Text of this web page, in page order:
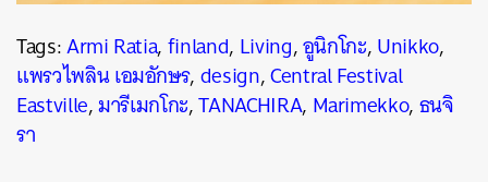
Tags:Armi Ratia,finland, Living,อูนิกโกะ,Unikko,
แพรวไพลิน เอมอักษร,design,Central Festival
Eastville,มารีเมกโกะ,TANACHIRA, Marimekko,ธนจิ
รา